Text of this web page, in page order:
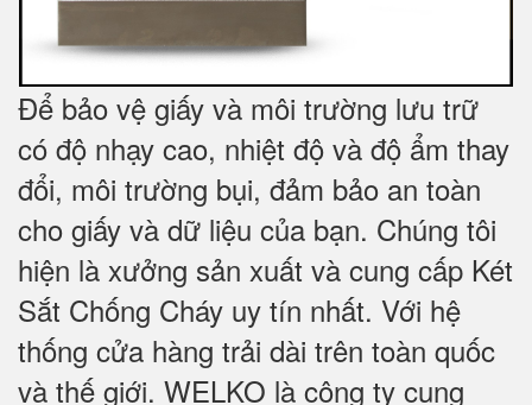
Để bảo vệ giấy và môi trường lưu trữ
có độ nhạy cao, nhiệt độ và độ ẩm thay
đổi, môi trường bụi, đảm bảo an toàn
cho giấy và dữ liệu của bạn. Chúng tôi
hiện là xưởng sản xuất và cung cấp Két
Sắt Chống Cháy uy tín nhất. Với hệ
thống cửa hàng trải dài trên toàn quốc
và thế giới. WELKO là công ty cung